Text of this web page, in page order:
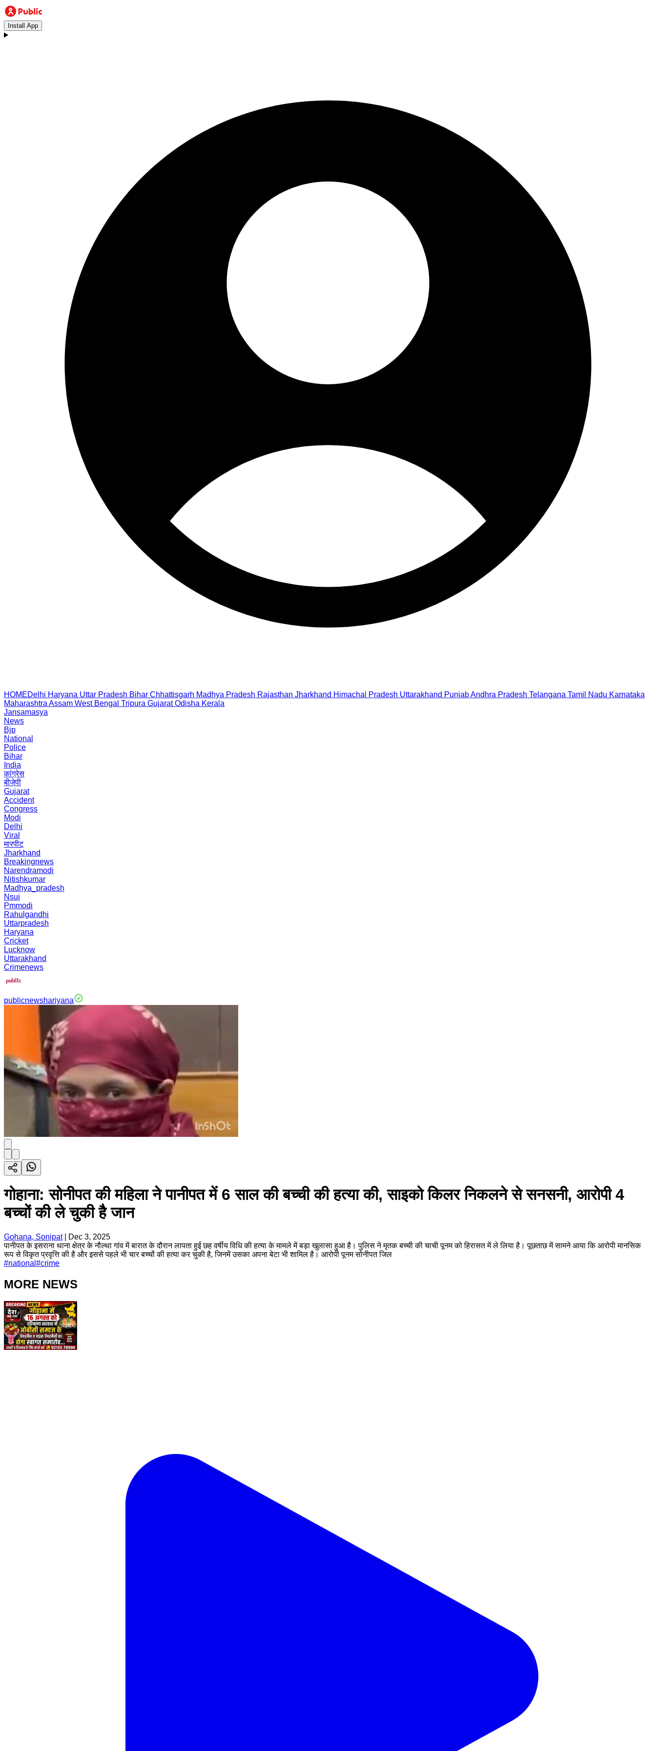
Install App
HOMEDelhi Haryana Uttar Pradesh Bihar Chhattisgarh Madhya Pradesh Rajasthan Jharkhand Himachal Pradesh Uttarakhand PunjabAndhra Pradesh Telangana Tamil Nadu Karnataka
Maharashtra Assam West Bengal Tripura Gujarat Odisha Kerala
Jansamasya
News
Bjp
National
Police
Bihar
India
कांग्रेस
बीजेपी
Gujarat
Accident
Congress
Modi
Delhi
Viral
मारपीट
Jharkhand
Breakingnews
Narendramodi
Nitishkumar
Madhya_pradesh
Nsui
Pmmodi
Rahulgandhi
Uttarpradesh
Haryana
Cricket
Lucknow
Uttarakhand
Crimenews
publicnewshariyana
गोहाना: सोनीपत की महिला ने पानीपत में 6 साल की बच्ची की हत्या की, साइको किलर निकलने से सनसनी, आरोपी 4
बच्चों की ले चुकी है जान
Gohana, Sonipat|
Dec 3, 2025
पानीपत के इसराना थाना क्षेत्र के नौल्था गांव में बारात के दौरान लापता हुई छह वर्षीय विधि की हत्या के मामले में बड़ा खुलासा हुआ है। पुलिस ने मृतक बच्ची की चाची पूनम को हिरासत में ले लिया है। पूछताछ में सामने आया कि आरोपी मानसिक
रूप से विकृत प्रवृत्ति की है और इससे पहले भी चार बच्चों की हत्या कर चुकी है, जिनमें उसका अपना बेटा भी शामिल है। आरोपी पूनम सोनीपत जिल
#national #crime
MORE NEWS